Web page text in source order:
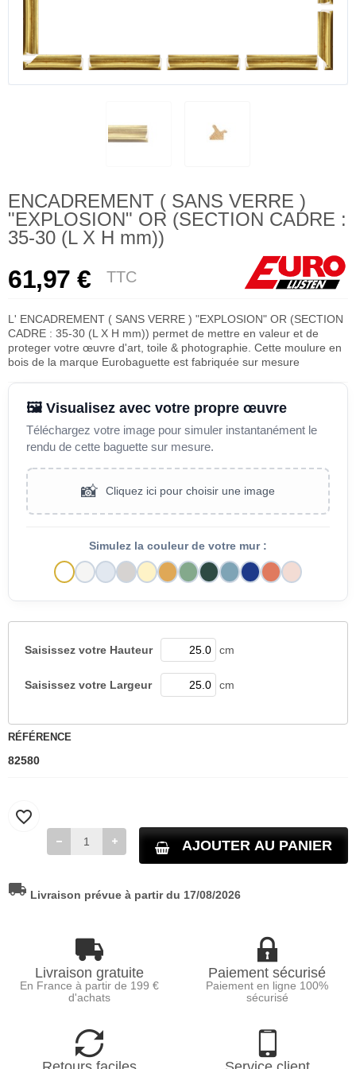
ENCADREMENT ( SANS VERRE )
"EXPLOSION" OR (SECTION CADRE :
35-30 (L X H mm))
61,97 € TTC
L' ENCADREMENT ( SANS VERRE ) "EXPLOSION" OR (SECTION
CADRE : 35-30 (L X H mm)) permet de mettre en valeur et de
proteger votre œuvre d'art, toile & photographie. Cette moulure en
bois de la marque Eurobaguette est fabriquée sur mesure
🖼️ Visualisez avec votre propre œuvre
Téléchargez votre image pour simuler instantanément le
rendu de cette baguette sur mesure.
📸 Cliquez ici pour choisir une image
Simulez la couleur de votre mur :
Saisissez votre Hauteur cm
Saisissez votre Largeur cm
RÉFÉRENCE
82580
AJOUTER AU PANIER
favorite_border
local_shipping Livraison prévue à partir du 17/08/2026
Livraison gratuite
En France à partir de 199 €
d'achats
Paiement sécurisé
Paiement en ligne 100%
sécurisé